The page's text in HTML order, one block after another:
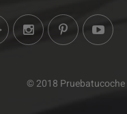
© 2018 Pruebatucoche